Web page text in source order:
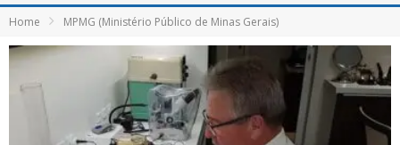
Home MPMG (Ministério Público de Minas Gerais)